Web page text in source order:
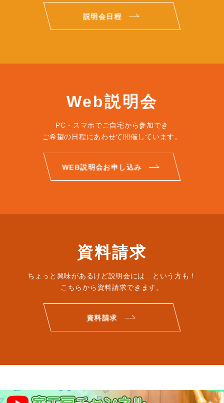
説明会日程
Web説明会
PC・スマホでご自宅から参加でき
ご希望の日程にあわせて開催しています。
WEB説明会お申し込み
資料請求
ちょっと興味があるけど説明会には…という方も！
こちらから資料請求できます。
資料請求